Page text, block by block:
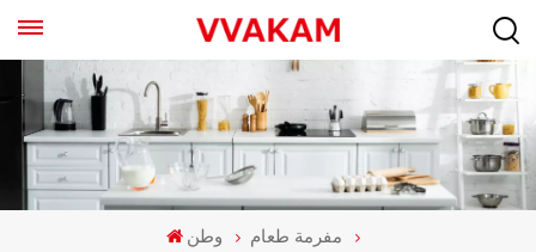
وطن
مفرمة طعام